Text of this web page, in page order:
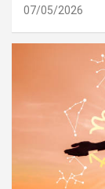
07/05/2026